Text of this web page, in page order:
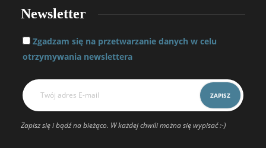
Newsletter
Zgadzam się na przetwarzanie danych w celu
otrzymywania newslettera
Zapisz się i bądź na bieżąco. W każdej chwili można się wypisać :-)